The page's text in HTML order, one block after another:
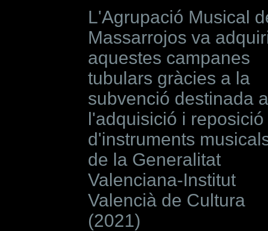
L'Agrupació Musical
Massarrojos va
aquestes campanes
tubulars gràcies a la
subvenció destinada a
l'adquisició i reposició
d'instruments
de la Generalitat
Valenciana-Institut
Valencià de Cultura
(2021)